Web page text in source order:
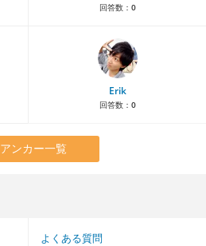
回答数： 0
Erik
回答数： 0
アンカー一覧
よくある質問